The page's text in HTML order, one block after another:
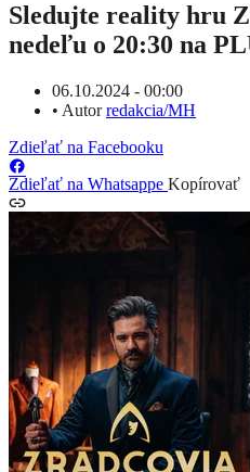
Sledujte reality hru
nedeľu o 20:30 na
06.10.2024 - 00:00
• Autorredakcia/MH
Zdieľať na Facebooku
Zdieľať na Whatsappe Kopírovať